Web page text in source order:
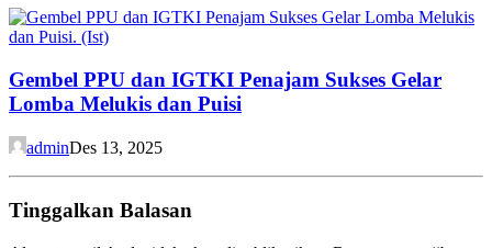
Gembel PPU dan IGTKI Penajam Sukses Gelar
Lomba Melukis dan Puisi
adminDes 13, 2025
Tinggalkan Balasan